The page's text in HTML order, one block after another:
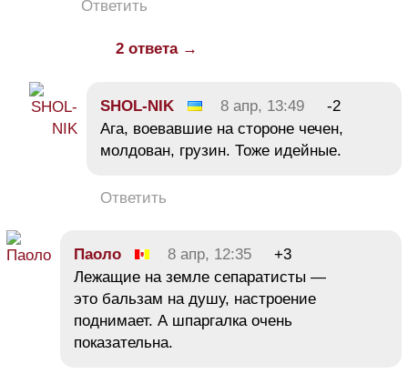
Ответить
2 ответа →
SHOL-NIK 8 апр, 13:49
-2
Ага, воевавшие на стороне чечен,
молдован, грузин. Тоже идейные.
Ответить
Паоло 8 апр, 12:35
+3
Лежащие на земле сепаратисты —
это бальзам на душу, настроение
поднимает. А шпаргалка очень
показательна.